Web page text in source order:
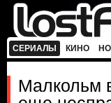
СЕРИАЛЫ КИНО
Малкольм